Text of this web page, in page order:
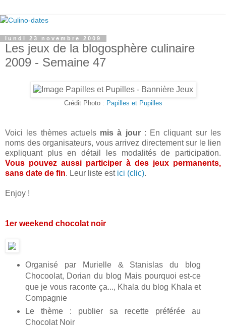
lundi 23 novembre 2009
Les jeux de la blogosphère culinaire
2009 - Semaine 47
Crédit Photo : Papilles et Pupilles
Voici les thèmes actuels mis à jour: En cliquant sur les
noms des organisateurs, vous arrivez directement sur le lien
expliquant plus en détail les modalités de participation.
Vous pouvez aussi participer à des jeux permanents,
sans date de fin. Leur liste est ici (clic).
Enjoy !
1er weekend chocolat noir
Organisé par Murielle & Stanislas du blog
Chocoolat, Dorian du blog Mais pourquoi est-ce
que je vous raconte ça..., Khala du blog Khala et
Compagnie
Le thème : publier sa recette préférée au
Chocolat Noir